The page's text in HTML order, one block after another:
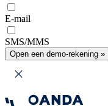
E-mail
SMS/MMS
Open een demo-rekening »